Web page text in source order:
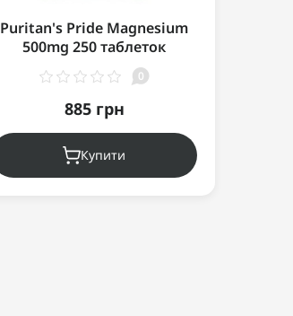
Puritan's Pride Magnesium
500mg 250 таблеток
0
885 грн
Купити